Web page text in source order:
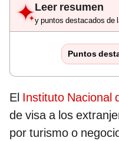
Leer resumen
y puntos destacados de
Puntos
El Instituto Nacional
de visa a los
por turismo o